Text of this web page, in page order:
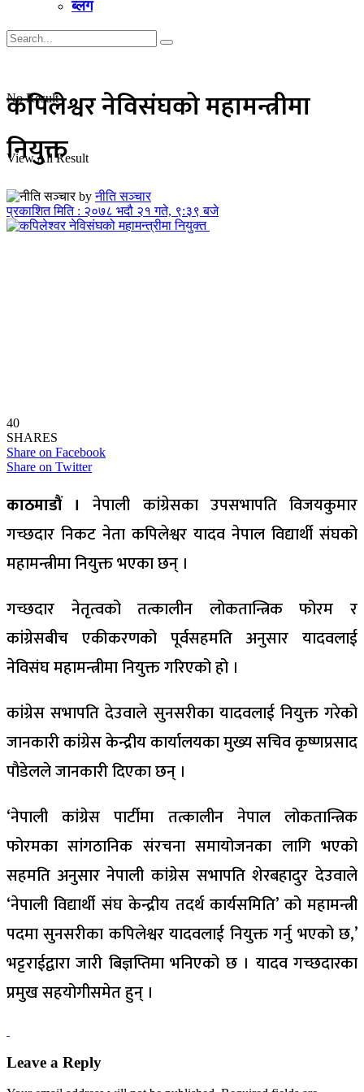
ब्लग
No Result
View All Result
कपिलेश्वर नेविसंघको महामन्त्रीमा
नियुक्त
by नीति सञ्चार
प्रकाशित मिति : २०७८ भदौ २१ गते, ९:३९ बजे
40
SHARES
Share on Facebook
Share on Twitter
काठमाडौं । नेपाली कांग्रेसका उपसभापति विजयकुमार
गच्छदार निकट नेता कपिलेश्वर यादव नेपाल विद्यार्थी संघको
महामन्त्रीमा नियुक्त भएका छन् ।
गच्छदार नेतृत्वको तत्कालीन लोकतान्त्रिक फोरम र
कांग्रेसबीच एकीकरणको पूर्वसहमति अनुसार यादवलाई
नेविसंघ महामन्त्रीमा नियुक्त गरिएको हो ।
कांग्रेस सभापति देउवाले सुनसरीका यादवलाई नियुक्त गरेको
जानकारी कांग्रेस केन्द्रीय कार्यालयका मुख्य सचिव कृष्णप्रसाद
पौडेलले जानकारी दिएका छन् ।
‘नेपाली कांग्रेस पार्टीमा तत्कालीन नेपाल लोकतान्त्रिक
फोरमका सांगठानिक संरचना समायोजनका लागि भएको
सहमति अनुसार नेपाली कांग्रेस सभापति शेरबहादुर देउवाले
‘नेपाली विद्यार्थी संघ केन्द्रीय तदर्थ कार्यसमिति’ को महामन्त्री
पदमा सुनसरीका कपिलेश्वर यादवलाई नियुक्त गर्नु भएको छ,’
भट्टराईद्वारा जारी बिज्ञप्तिमा भनिएको छ । यादव गच्छदारका
प्रमुख सहयोगीसमेत हुन् ।
Leave a Reply